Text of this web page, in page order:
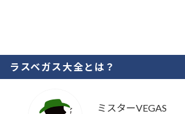
ラスベガス大全とは？
ミスターVEGAS